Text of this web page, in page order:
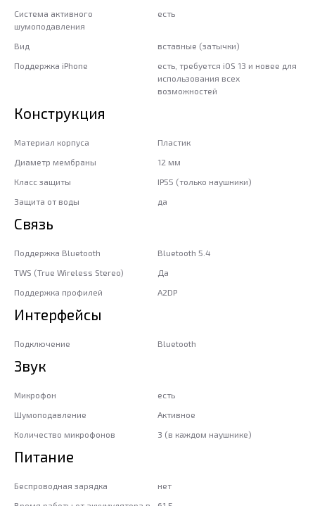
Система активного
шумоподавления
есть
Вид
вставные (затычки)
Поддержка iPhone
есть, требуется iOS 13 и новее для
использования всех
возможностей
Конструкция
Материал корпуса
Пластик
Диаметр мембраны
12 мм
Класс защиты
IP55 (только наушники)
Защита от воды
да
Связь
Поддержка Bluetooth
Bluetooth 5.4
TWS (True Wireless Stereo)
Да
Поддержка профилей
A2DP
Интерфейсы
Подключение Bluetooth
Звук
Микрофон
есть
Шумоподавление
Активное
Количество микрофонов
3 (в каждом наушнике)
Питание
Беспроводная зарядка
нет